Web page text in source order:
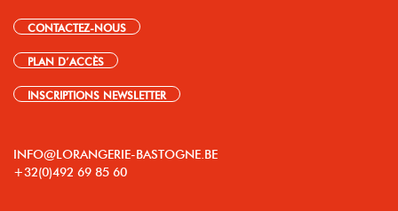
CONTACTEZ-NOUS
PLAN D’ACCÈS
INSCRIPTIONS NEWSLETTER
INFO@LORANGERIE-BASTOGNE.BE
+32(0)492 69 85 60